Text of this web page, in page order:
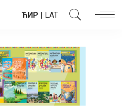
ЋИР | LAT